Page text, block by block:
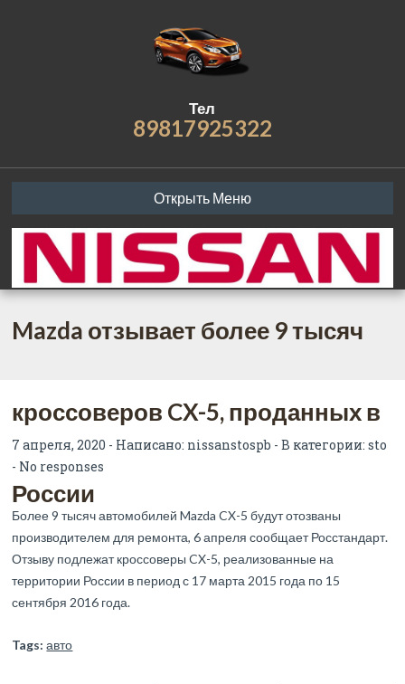
Тел
89817925322
Открыть Меню
Mazda отзывает более 9 тысяч
кроссоверов CX-5, проданных в
России
7 апреля, 2020 - Написано: nissanstospb - В категории:sto
- No responses
Более 9 тысяч автомобилей Mazda CX-5 будут отозваны
производителем для ремонта, 6 апреля сообщает Росстандарт.
Отзыву подлежат кроссоверы CX-5, реализованные на
территории России в период с 17 марта 2015 года по 15
сентября 2016 года.
Tags: авто